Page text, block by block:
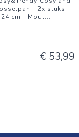
- 2x stuks -
cm - Moul...
€ 53,99